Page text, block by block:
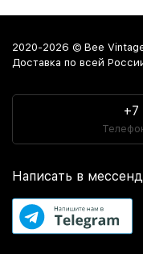
2020-2026 © Bee
Доставка по всей
Написать в